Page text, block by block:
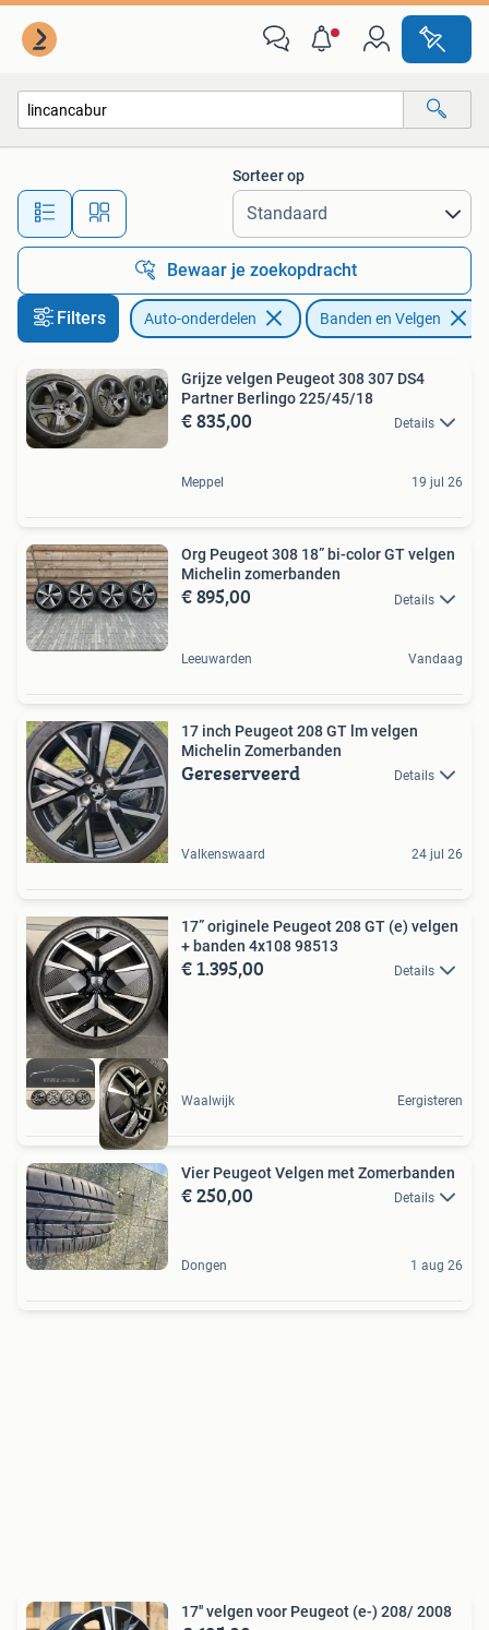
Alle afstanden…
Sorteer op
Bewaar je zoekopdracht
Filters Auto-onderdelen Banden en Velgen
Grijze velgen Peugeot 308 307 DS4
Partner Berlingo 225/45/18
€ 835,00 Details
Meppel 19 jul 26
Org Peugeot 308 18” bi-color GT velgen
Michelin zomerbanden
€ 895,00 Details
Leeuwarden Vandaag
17 inch Peugeot 208 GT lm velgen
Michelin Zomerbanden
Gereserveerd Details
Valkenswaard 24 jul 26
17” originele Peugeot 208 GT (e) velgen
+ banden 4x108 98513
€ 1.395,00 Details
Waalwijk Eergisteren
Vier Peugeot Velgen met Zomerbanden
€ 250,00 Details
Dongen 1 aug 26
17'' velgen voor Peugeot (e-) 208/ 2008